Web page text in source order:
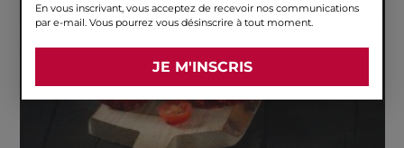
En vous inscrivant, vous acceptez de recevoir nos communications
par e-mail. Vous pourrez vous désinscrire à tout moment.